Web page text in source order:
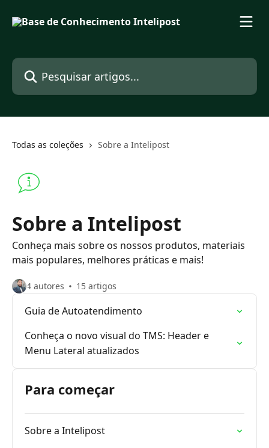
Pesquisar artigos...
Todas as coleções Sobre a Intelipost
Sobre a Intelipost
Conheça mais sobre os nossos produtos, materiais
mais populares, melhores práticas e mais!
4 autores 15 artigos
Guia de Autoatendimento
Conheça o novo visual do TMS: Header e
Menu Lateral atualizados
Para começar
Sobre a Intelipost